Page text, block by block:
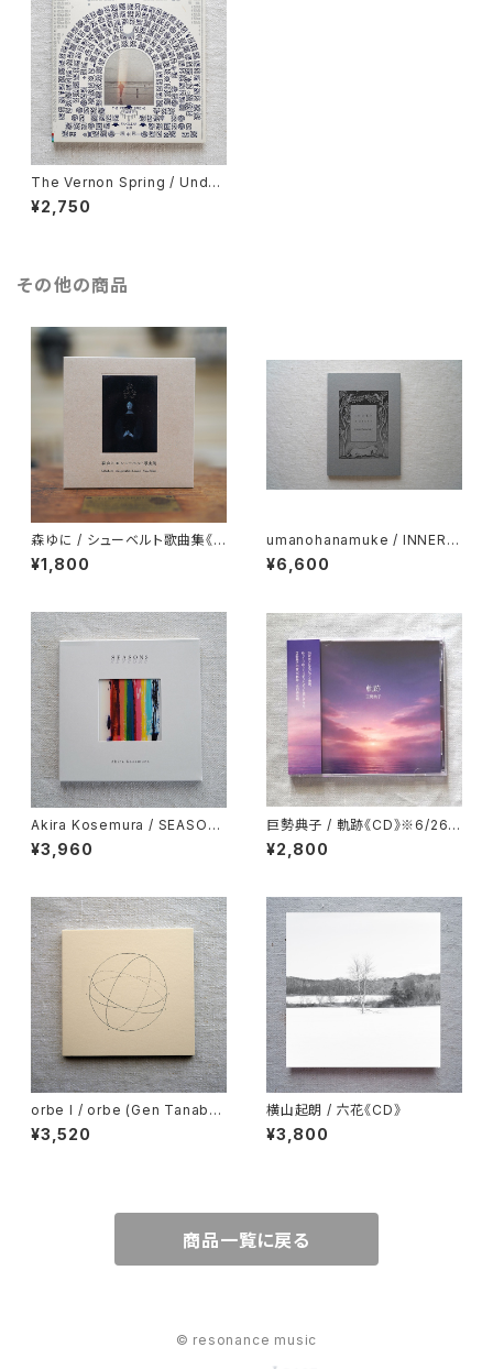
The Vernon Spring / Under
a Familiar Sun《CD》
¥2,750
その他の商品
森ゆに / シューベルト歌曲集《C
D》
¥1,800
umanohanamuke / INNER F
OREST 《作品写真集》
¥6,600
Akira Kosemura / SEASON
S《CD》
¥3,960
巨勢典子 / 軌跡《CD》※6/26 o
n sale
¥2,800
orbe I / orbe (Gen Tanabe
＋haruka nakamura) feat.m
aika 《CD》
¥3,520
横山起朗 / 六花《CD》
¥3,800
商品一覧に戻る
© resonance music